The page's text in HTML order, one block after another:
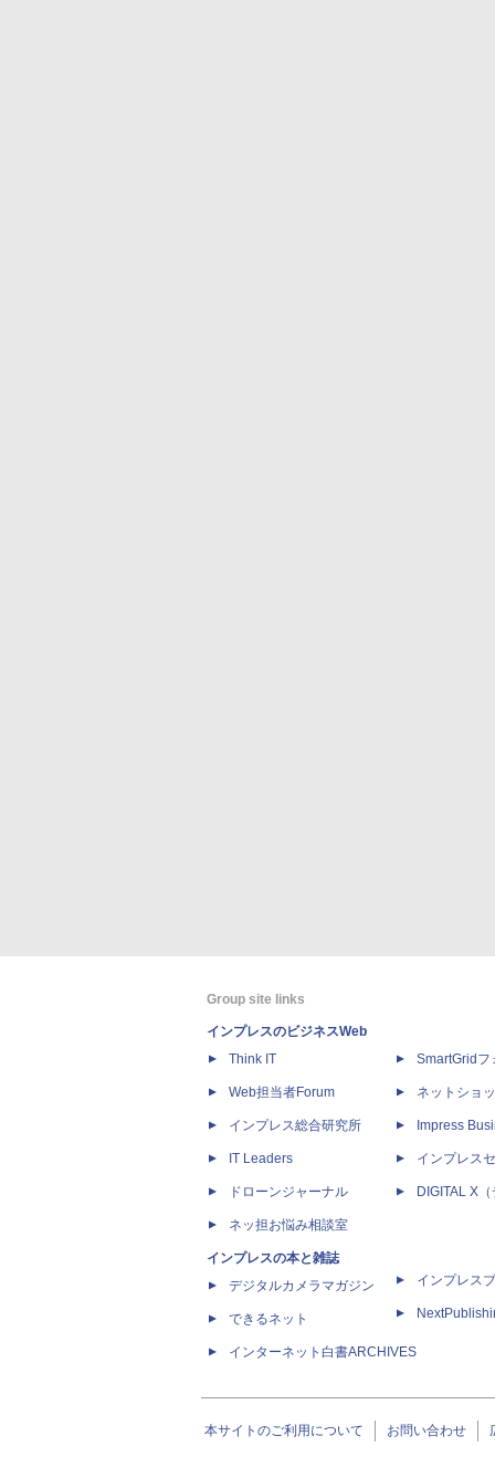
Group site links
インプレスのビジネスWeb
Think IT
Web担当者Forum
インプレス総合研究所
IT Leaders
ドローンジャーナル
ネッ担お悩み相談室
インプレスの本と雑誌
デジタルカメラマガジン
できるネット
インターネット白書ARCHIVES
SmartGridフ
ネットショ
Impress
インプレス
DIGITAL X
インプレス
本サイトのご利用について お問い合わせ